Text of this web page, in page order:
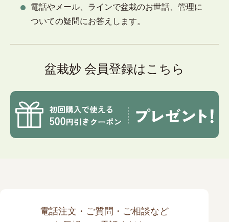
電話やメール、ラインで盆栽のお世話、管理に
ついての疑問にお答えします。
盆栽妙 会員登録はこちら
電話注文・ご質問・ご相談など